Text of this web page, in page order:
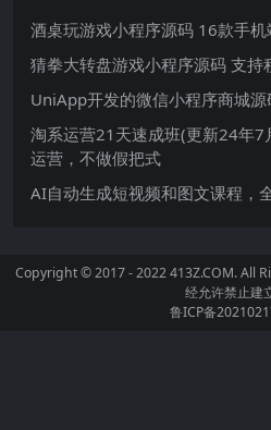
酒桌玩游戏小程序源码 16款手机
猜拳大转盘游戏小程序源码 支持
UniApp开发的微信小程序商城
淘系运营21天速成班(更新24年
运营，不做假把式
AI自动生成短视频和图文课程，
Copyright © 2017 - 2022 413Z.COM. All
经允许禁止建
鲁ICP备